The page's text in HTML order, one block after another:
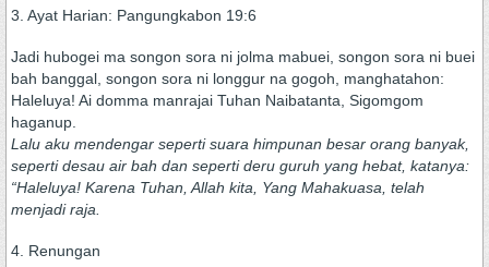
3. Ayat Harian: Pangungkabon 19:6
Jadi hubogei ma songon sora ni jolma mabuei, songon sora ni buei
bah banggal, songon sora ni longgur na gogoh, manghatahon:
Haleluya! Ai domma manrajai Tuhan Naibatanta, Sigomgom
haganup.
Lalu aku mendengar seperti suara himpunan besar orang banyak,
seperti desau air bah dan seperti deru guruh yang hebat, katanya:
“Haleluya! Karena Tuhan, Allah kita, Yang Mahakuasa, telah
menjadi raja.
4. Renungan